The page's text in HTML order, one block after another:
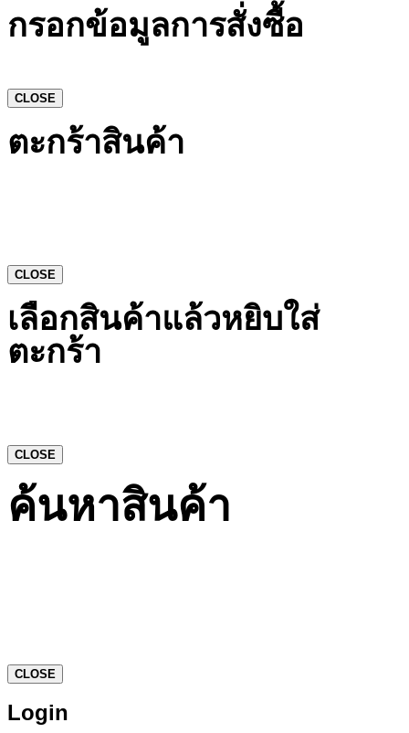
กรอกข้อมูลการสั่งซื้อ
CLOSE
ตะกร้าสินค้า
CLOSE
เลือกสินค้าแล้วหยิบใส่
ตะกร้า
CLOSE
ค้นหาสินค้า
CLOSE
Login